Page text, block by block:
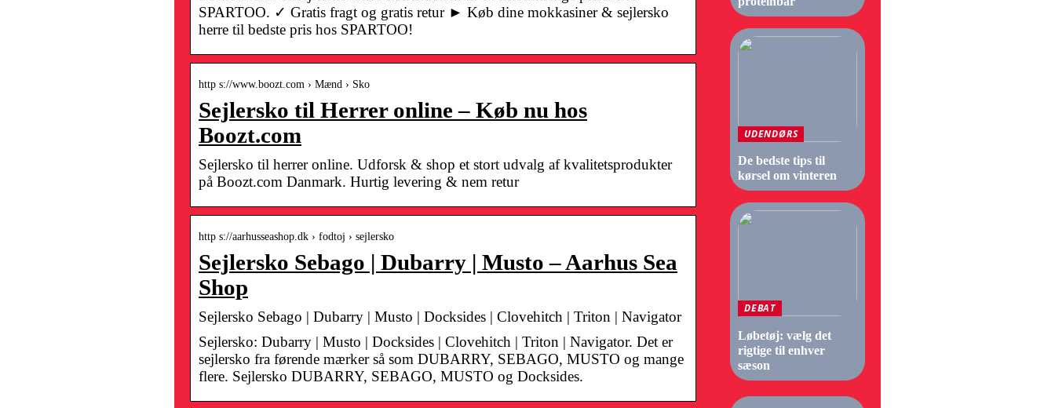
SPARTOO. ✓ Gratis fragt og gratis retur ► Køb dine mokkasiner & sejlersko
herre til bedste pris hos SPARTOO!
http s://www.boozt.com › Mænd › Sko
Sejlersko til Herrer online – Køb nu hos
Boozt.com
Sejlersko til herrer online. Udforsk & shop et stort udvalg af kvalitetsprodukter
på Boozt.com Danmark. Hurtig levering & nem retur
http s://aarhusseashop.dk › fodtoj › sejlersko
Sejlersko Sebago | Dubarry | Musto – Aarhus Sea
Shop
Sejlersko Sebago | Dubarry | Musto | Docksides | Clovehitch | Triton | Navigator
Sejlersko: Dubarry | Musto | Docksides | Clovehitch | Triton | Navigator. Det er
sejlersko fra førende mærker så som DUBARRY, SEBAGO, MUSTO og mange
flere. Sejlersko DUBARRY, SEBAGO, MUSTO og Docksides.
UDENDØRS
De bedste tips til
kørsel om vinteren
DEBAT
Løbetøj: vælg det
rigtige til enhver
sæson